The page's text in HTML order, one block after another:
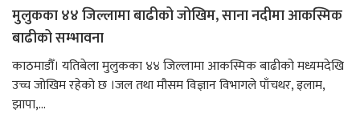
मुलुकका ४४ जिल्लामा बाढीको जोखिम, साना नदीमा आकस्मिक
बाढीको सम्भावना
काठमाडौँ। यतिबेला मुलुकका ४४ जिल्लामा आकस्मिक बाढीको मध्यमदेखि
उच्च जोखिम रहेको छ ।जल तथा मौसम विज्ञान विभागले पाँचथर, इलाम,
झापा,...